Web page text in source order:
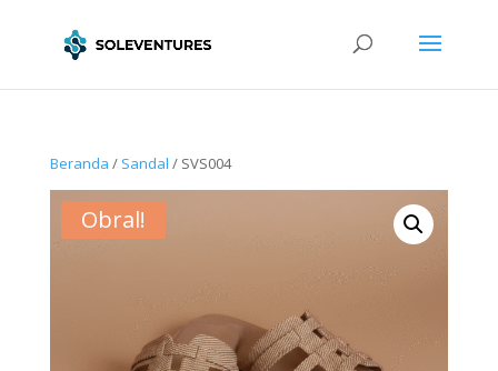
Beranda / Sandal / SVS004
Obral!